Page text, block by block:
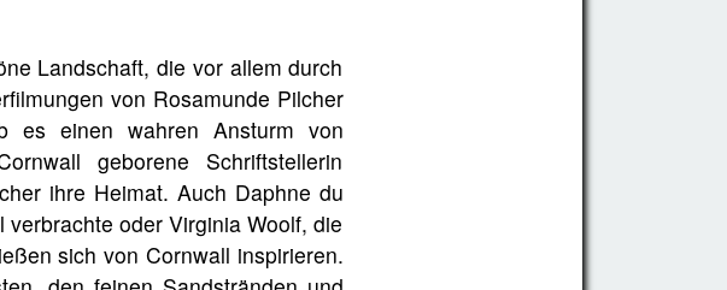
Landschaft, die vor allem durch
von Rosamunde Pilcher
es einen wahren Ansturm von
geborene Schriftstellerin
ihre Heimat. Auch Daphne du
oder Virginia Woolf, die
sich von Cornwall inspirieren.